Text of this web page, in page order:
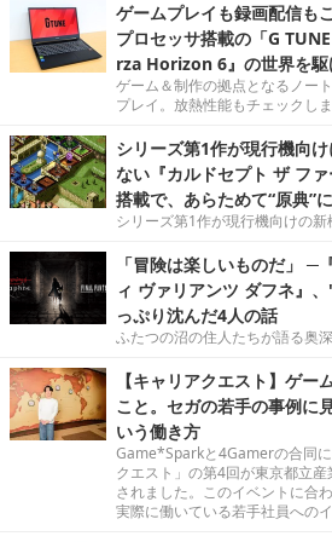
ゲームプレイも録画配信
プロセッサ搭載の「G
rza Horizon 6』の世界を駆
ゲーム＆制作の拠点となるノー
プレイ。放熱性能もチェックし
シリーズ第1作が現行機向
ない『カルドセプト ザ フ
搭載で、あらためて“原典”
シリーズ第1作が現行機向けの新
「冒険は楽しいものだ」 ─
ィ ヴァリアンツ ダフネ』
っぷり沈んだ4人の話
ふたつの沼の住人たちが語る奥深
【キャリアクエスト】ゲー
こと。セガの若手の事例に
いう働き方
Game*Sparkと4Gamerの合同
クエスト」の第4回が東京都立
されました。このイベントに合
実際に働いている若手社員への